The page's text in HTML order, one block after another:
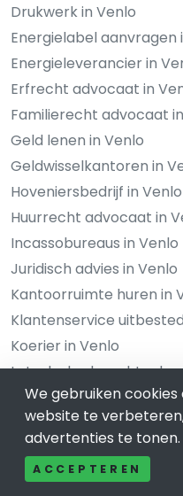
Drukwerk in Venlo
Energielabel aanvragen
Energieleverancier in
Erfrecht advocaat in
Familierecht advocaat
Geld lenen in Venlo
Geldwisselkantoren in
Hoveniersbedrijf in Venlo
Huurrecht advocaat in
Incassobureaus in Venlo
Juridisch advies in Venlo
Kantoorruimte huren in
Klantenservice
Koerier in Venlo
Letselschaderecht
Makelaars in Venlo
Management advies in
Notarissen in Venlo
Ondernemen in Venlo
We gebruiken
website te
advertenties te tonen.
ACCEPTEREN